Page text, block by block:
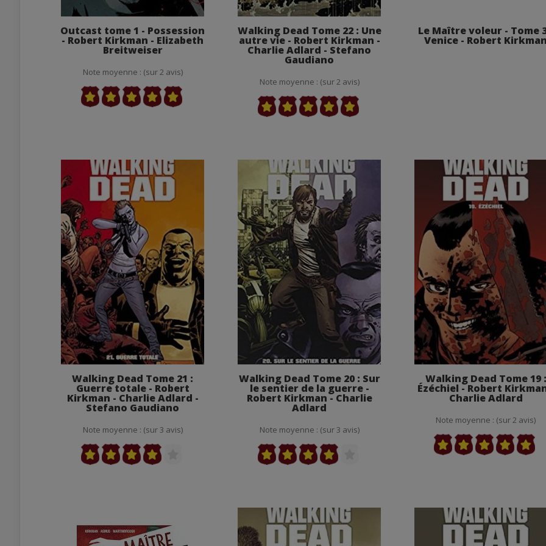
Outcast tome 1 - Possession
- Robert Kirkman - Elizabeth
Breitweiser
Note moyenne : (sur 2 avis)
Walking Dead Tome 22 : Une
autre vie - Robert Kirkman -
Charlie Adlard - Stefano
Gaudiano
Note moyenne : (sur 2 avis)
Le Maître voleur - Tome
Venice - Robert
Walking Dead Tome 21 :
Guerre totale - Robert
Kirkman - Charlie Adlard -
Stefano Gaudiano
Note moyenne : (sur 3 avis)
Walking Dead Tome 20 : Sur
le sentier de la guerre -
Robert Kirkman - Charlie
Adlard
Note moyenne : (sur 3 avis)
Walking Dead Tome 19 :
Ézéchiel - Robert
Charlie Adlard
Note moyenne : (sur 2 avis)